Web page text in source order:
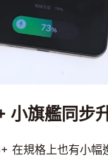
小旗艦同步
在規格上也有小幅